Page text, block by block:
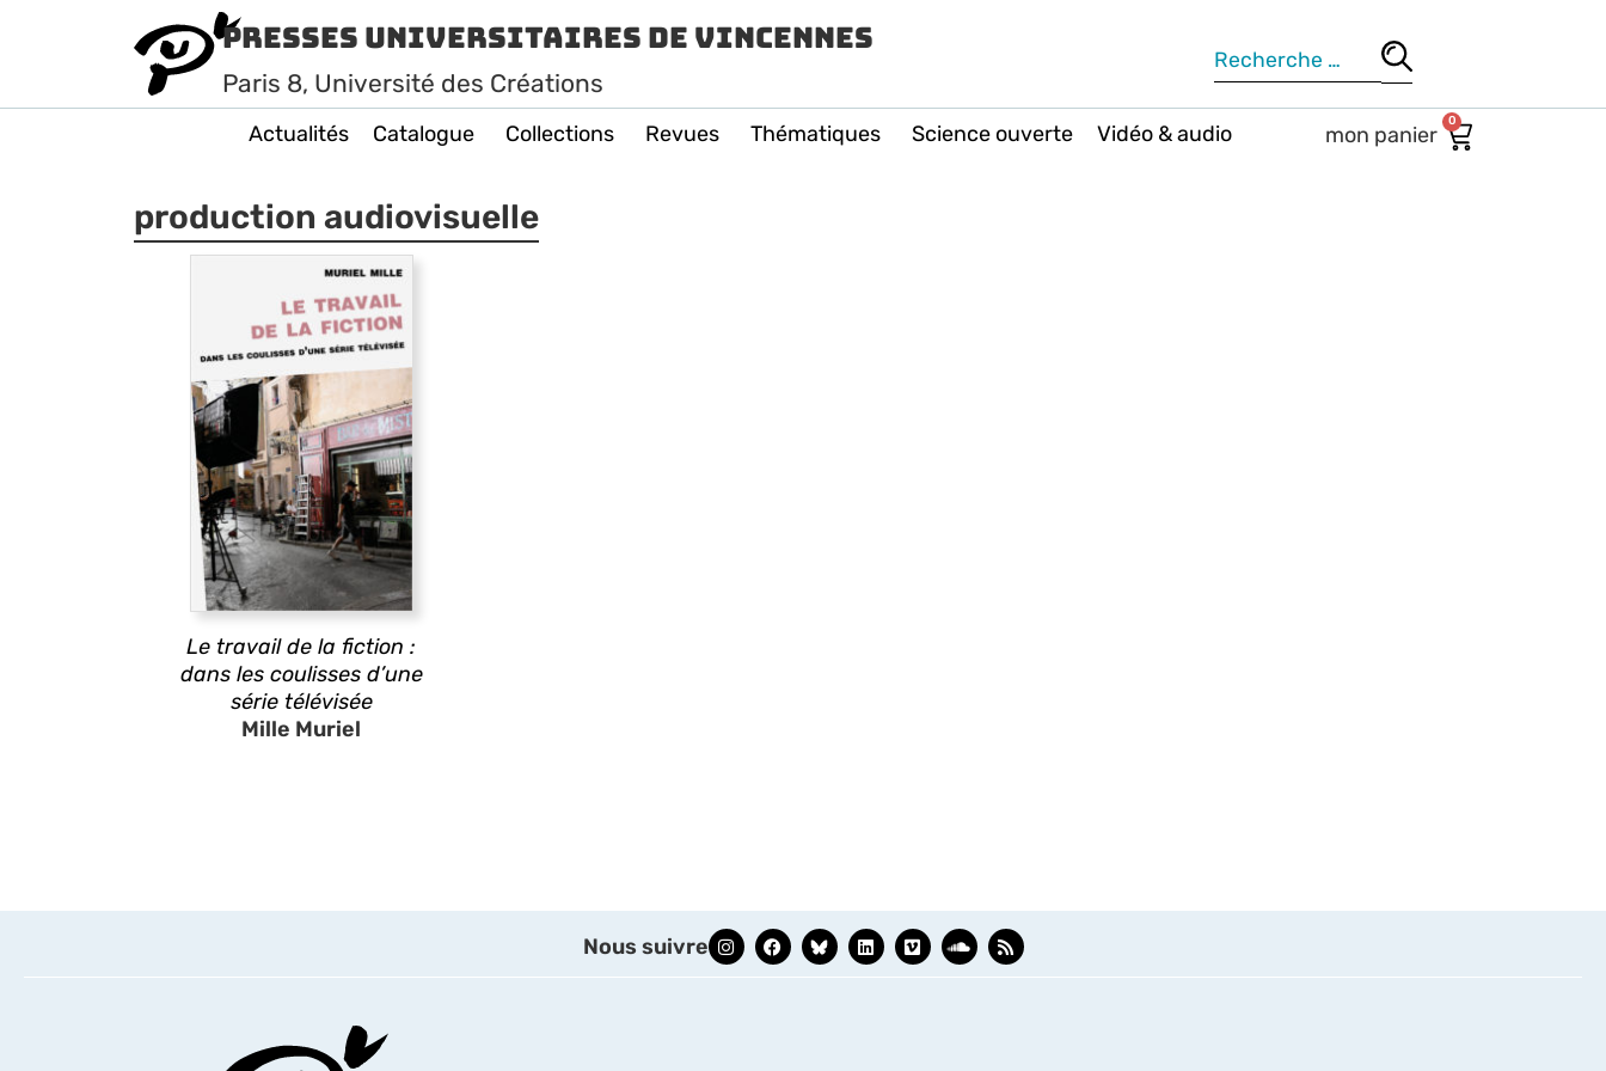
Presses Universitaires de Vincennes
Paris 8, Université des Créations
Actualités Catalogue Collections Revues Thématiques Science ouverte Vidéo & audio 0
production audiovisuelle
Le travail de la fiction :
dans les coulisses d’une
série télévisée
Mille Muriel
Nous suivre